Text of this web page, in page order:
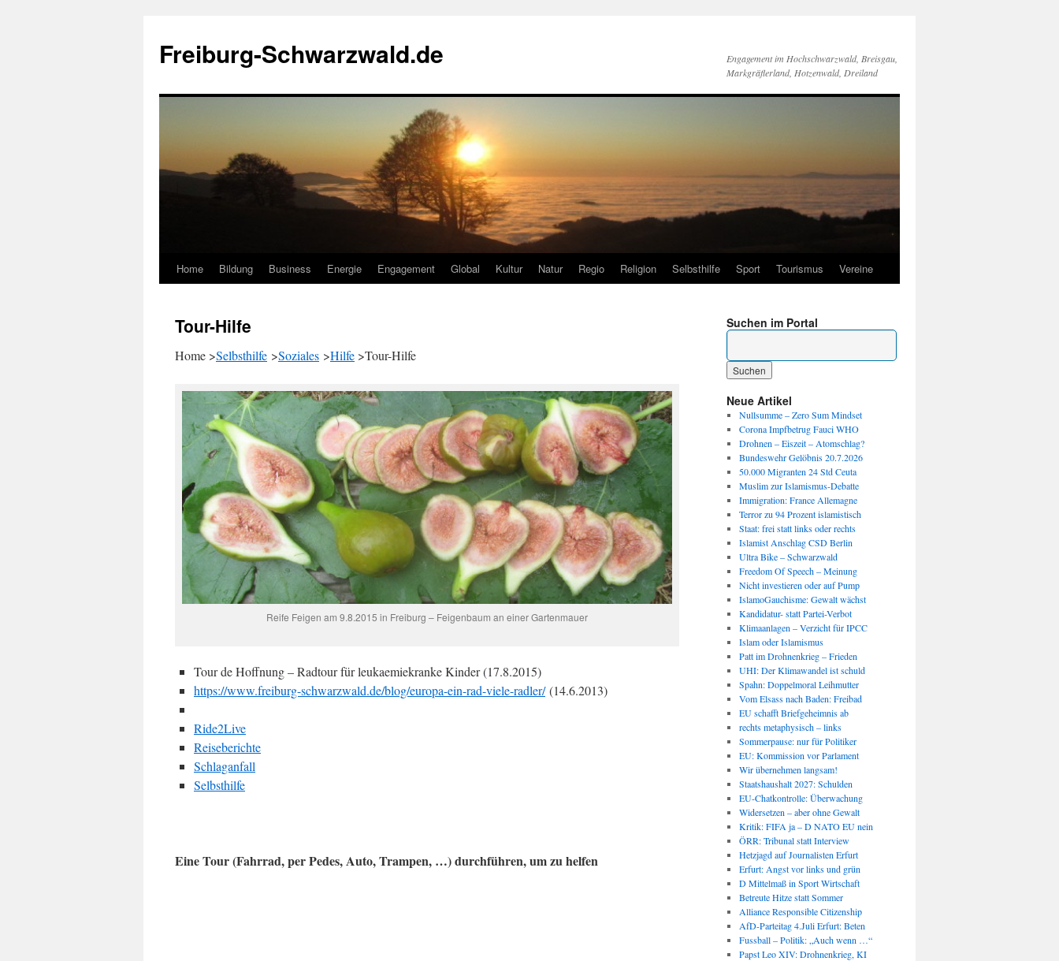
springen
Freiburg-Schwarzwald.de
Engagement im Hochschwarzwald, Breisgau,
Markgräflerland, Hotzenwald, Dreiland
Home Bildung Business Energie Engagement Global Kultur Natur Regio Religion Selbsthilfe Sport Tourismus Vereine
Tour-Hilfe
Home >Selbsthilfe >Soziales >Hilfe >Tour-Hilfe
Reife Feigen am 9.8.2015 in Freiburg – Feigenbaum an einer Gartenmauer
Tour de Hoffnung – Radtour für leukaemiekranke Kinder (17.8.2015)
https://www.freiburg-schwarzwald.de/blog/europa-ein-rad-viele-radler/(14.6.2013)
Ride2Live
Reiseberichte
Schlaganfall
Selbsthilfe
Eine Tour (Fahrrad, per Pedes, Auto, Trampen, …) durchführen, um zu helfen
Suchen im Portal
Neue Artikel
Nullsumme – Zero Sum Mindset
Corona Impfbetrug Fauci WHO
Drohnen – Eiszeit – Atomschlag?
Bundeswehr Gelöbnis 20.7.2026
50.000 Migranten 24 Std Ceuta
Muslim zur Islamismus-Debatte
Immigration: France Allemagne
Terror zu 94 Prozent islamistisch
Staat: frei statt links oder rechts
Islamist Anschlag CSD Berlin
Ultra Bike – Schwarzwald
Freedom Of Speech – Meinung
Nicht investieren oder auf Pump
IslamoGauchisme: Gewalt wächst
Kandidatur- statt Partei-Verbot
Klimaanlagen – Verzicht für IPCC
Islam oder Islamismus
Patt im Drohnenkrieg – Frieden
UHI: Der Klimawandel ist schuld
Spahn: Doppelmoral Leihmutter
Vom Elsass nach Baden: Freibad
EU schafft Briefgeheimnis ab
rechts metaphysisch – links
Sommerpause: nur für Politiker
EU: Kommission vor Parlament
Wir übernehmen langsam!
Staatshaushalt 2027: Schulden
EU-Chatkontrolle: Überwachung
Widersetzen – aber ohne Gewalt
Kritik: FIFA ja – D NATO EU nein
ÖRR: Tribunal statt Interview
Hetzjagd auf Journalisten Erfurt
Erfurt: Angst vor links und grün
D Mittelmaß in Sport Wirtschaft
Betreute Hitze statt Sommer
Alliance Responsible Citizenship
AfD-Parteitag 4.Juli Erfurt: Beten
Fussball – Politik: „Auch wenn …“
Papst Leo XIV: Drohnenkrieg, KI